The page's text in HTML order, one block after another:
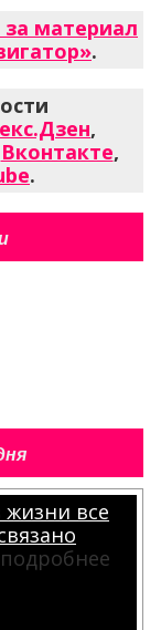
материал
.
,
Вконтакте,
.
все